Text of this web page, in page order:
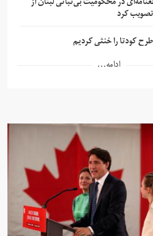
کرد
کودتا را خنثی کردیم
ادامه...